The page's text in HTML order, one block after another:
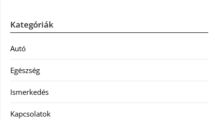
Kategóriák
Autó
Egészség
Ismerkedés
Kapcsolatok